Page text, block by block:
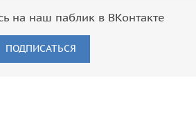
на наш паблик в ВКонтакте
ПОДПИСАТЬСЯ